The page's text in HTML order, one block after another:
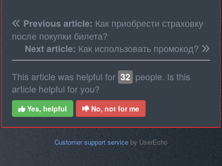
Previous article: Как приобрести страховку
после покупки билета?
Next article: Как использовать промокод?
This article was helpful for 32 people. Is this
article helpful for you?
Yes, helpful No, not for me
Customer support service by UserEcho